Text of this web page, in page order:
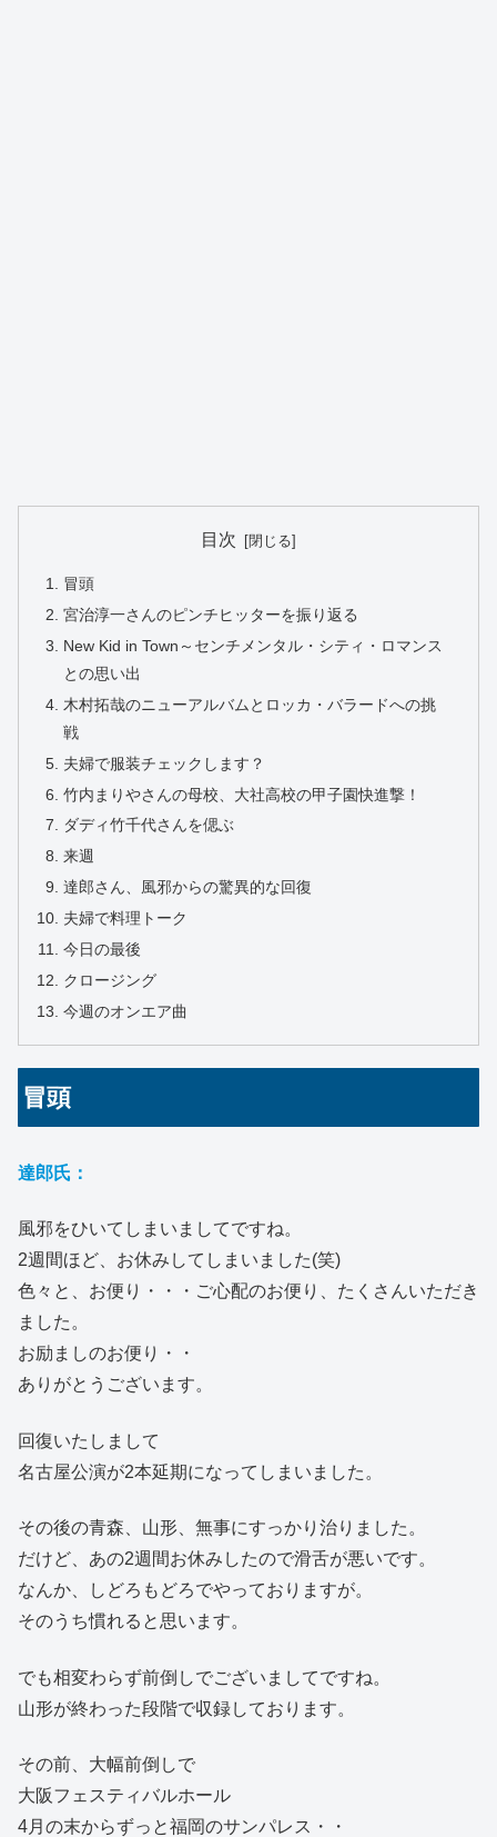
目次
冒頭
宮治淳一さんのピンチヒッターを振り返る
New Kid in Town～センチメンタル・シティ・ロマンス
との思い出
木村拓哉のニューアルバムとロッカ・バラードへの挑
戦
夫婦で服装チェックします？
竹内まりやさんの母校、大社高校の甲子園快進撃！
ダディ竹千代さんを偲ぶ
来週
達郎さん、風邪からの驚異的な回復
夫婦で料理トーク
今日の最後
クロージング
今週のオンエア曲
冒頭
達郎氏：
風邪をひいてしまいましてですね。
2週間ほど、お休みしてしまいました(笑)
色々と、お便り・・・ご心配のお便り、たくさんいただき
ました。
お励ましのお便り・・
ありがとうございます。
回復いたしまして
名古屋公演が2本延期になってしまいました。
その後の青森、山形、無事にすっかり治りました。
だけど、あの2週間お休みしたので滑舌が悪いです。
なんか、しどろもどろでやっておりますが。
そのうち慣れると思います。
でも相変わらず前倒しでございましてですね。
山形が終わった段階で収録しております。
その前、大幅前倒しで
大阪フェスティバルホール
4月の末からずっと福岡のサンパレス・・